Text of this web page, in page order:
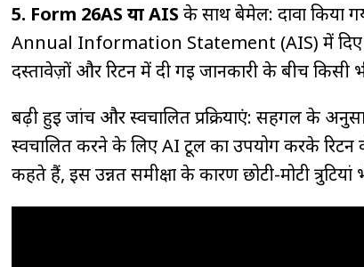
5. Form 26AS या AIS के साथ बेमेल: दावा किया
Annual Information Statement (AIS) में दिए
दस्तावेज़ों और रिटर्न में दी गई जानकारी के बीच
बढ़ी हुई जांच और स्वचालित प्रक्रियाएं: सहगल के
स्वचालित करने के लिए AI टूल का उपयोग करके
कहते हैं, इस उन्नत समीक्षा के कारण छोटी-मोटी